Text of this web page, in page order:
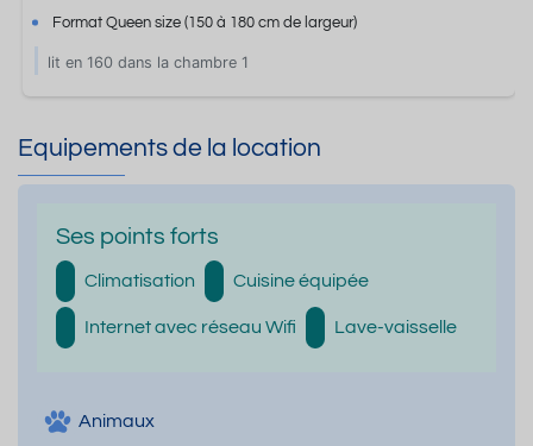
FormatQueen size (150 à 180 cm de largeur)
lit en 160 dans la chambre 1
Equipements de la location
Ses points forts
Climatisation Cuisine équipée
Internet avec réseau Wifi Lave-vaisselle
Animaux